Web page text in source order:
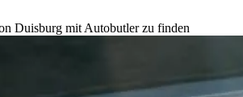
Duisburg mit Autobutler zu finden